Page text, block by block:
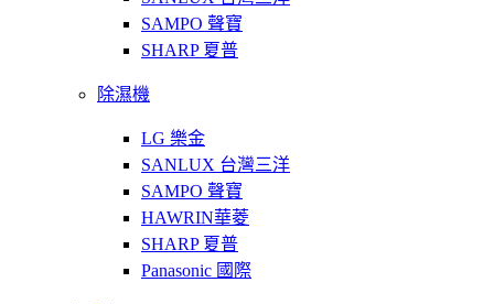
SAMPO 聲寶
SHARP 夏普
除濕機
LG 樂金
SANLUX 台灣三洋
SAMPO 聲寶
HAWRIN華菱
SHARP 夏普
Panasonic 國際